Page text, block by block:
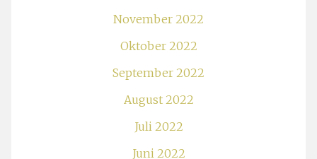
November 2022
Oktober 2022
September 2022
August 2022
Juli 2022
Juni 2022